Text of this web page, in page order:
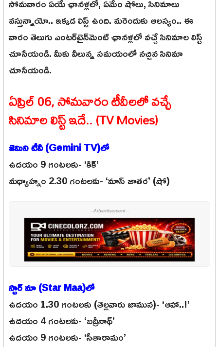
వస్తున్నాయో.. ఇక్కడ లిస్ట్ ఉంది. మరెందుకు ఆలస్యం.. ఈ
వారం తెలుగు ఎంటర్‌టైన్‌మెంట్ ఛానళ్లలో వచ్చే సినిమాల లిస్ట్
చూసేయండి. మీకు వీలున్న సమయంలో నచ్చిన సినిమా
చూసేయండి.
ఏప్రిల్ 06, సోమవారం టీవీలలో వచ్చే
సినిమాల లిస్ట్ ఇదే.. (TV Movies)
జెమిని టీవీ (Gemini TV)లో
ఉదయం 9 గంటలకు- ‘కిక్’
మధ్యాహ్నం 2.30 గంటలకు- ‘మాస్ జాతర’ (షో)
- Advertisement -
స్టార్ మా (Star Maa)లో
ఉదయం 1.30 గంటలకు (తెల్లవారు జామున)- ‘ఆహా..!’
ఉదయం 4 గంటలకు- ‘బద్రీనాథ్’
ఉదయం 9 గంటలకు- ‘సీతారామం’